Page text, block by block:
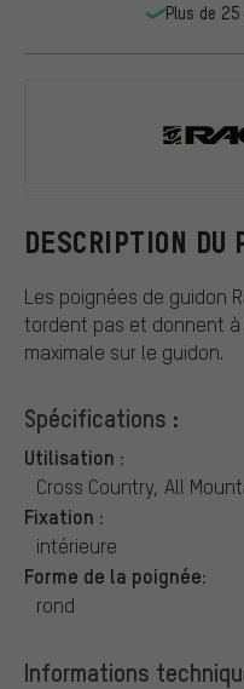
DESCRIPTION DU
Les poignées de guidon
tordent pas et donnent
maximale sur le guidon.
Spécifications :
Utilisation :
Cross Country, All
Fixation :
intérieure
Forme de la poignée:
rond
Informations
Plus de